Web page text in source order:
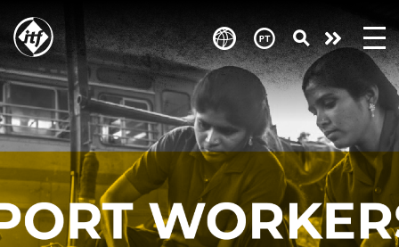
main
content
Take
action